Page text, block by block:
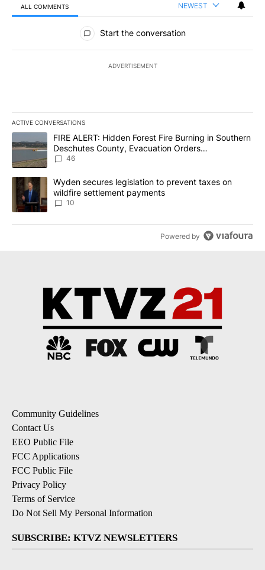
ALL COMMENTS NEWEST
All Comments
Start the conversation
ADVERTISEMENT
ACTIVE CONVERSATIONS
The following is a list of the most commented articles in the last
A trending article titled "FIRE ALERT: Hidden Forest Fire
FIRE ALERT: Hidden Forest Fire Burning in Southern
Deschutes County, Evacuation Orders
Implemented
46
A trending article titled "Wyden secures legislation to prevent
Wyden secures legislation to prevent taxes on
wildfire settlement payments
10
Powered by
Community Guidelines
Contact Us
EEO Public File
FCC Applications
FCC Public File
Privacy Policy
Terms of Service
Do Not Sell My Personal Information
SUBSCRIBE: KTVZ NEWSLETTERS